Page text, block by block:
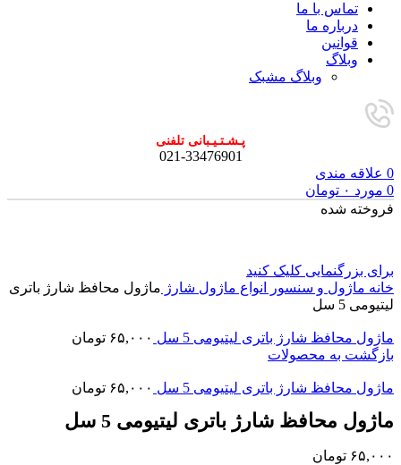
تماس با ما
درباره ما
قوانین
وبلاگ
وبلاگ مشبک
پـشـتـیـبانی تلفنی
021-33476901
0 علاقه مندی
0 مورد ۰ تومان
فروخته شده
برای بزرگنمایی کلیک کنید
خانه ماژول و سنسور انواع ماژول شارژ ماژول محافظ شارژ باتری
لیتیومی 5 سل
ماژول محافظ شارژ باتری لیتیومی 5 سل ۶۵,۰۰۰ تومان
بازگشت به محصولات
ماژول محافظ شارژ باتری لیتیومی 5 سل ۶۵,۰۰۰ تومان
ماژول محافظ شارژ باتری لیتیومی 5 سل
۶۵,۰۰۰ تومان